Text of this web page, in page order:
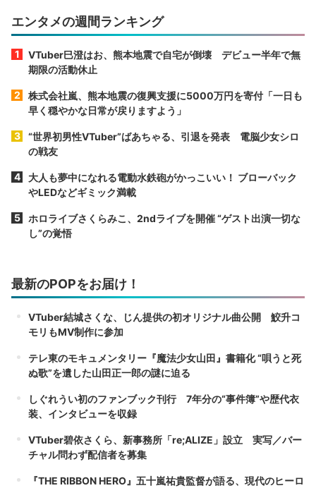
エンタメの週間ランキング
VTuber巳澄はお、熊本地震で自宅が倒壊 デビュー半年で無
期限の活動休止
株式会社嵐、熊本地震の復興支援に5000万円を寄付「一日も
早く穏やかな日常が戻りますよう」
“世界初男性VTuber”ばあちゃる、引退を発表 電脳少女シロ
の戦友
大人も夢中になれる電動水鉄砲がかっこいい！ ブローバック
やLEDなどギミック満載
ホロライブさくらみこ、2ndライブを開催 “ゲスト出演一切な
し”の覚悟
最新のPOPをお届け！
VTuber結城さくな、じん提供の初オリジナル曲公開 鮫升コ
モリもMV制作に参加
テレ東のモキュメンタリー『魔法少女山田』書籍化 “唄うと死
ぬ歌”を遺した山田正一郎の謎に迫る
しぐれうい初のファンブック刊行 7年分の“事件簿”や歴代衣
装、インタビューを収録
VTuber碧依さくら、新事務所「re;ALIZE」設立 実写／バー
チャル問わず配信者を募集
『THE RIBBON HERO』五十嵐祐貴監督が語る、現代のヒーロ